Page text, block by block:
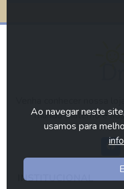
mundo materno e
INSTITUCIONAL
Ao navegar neste
usamos para